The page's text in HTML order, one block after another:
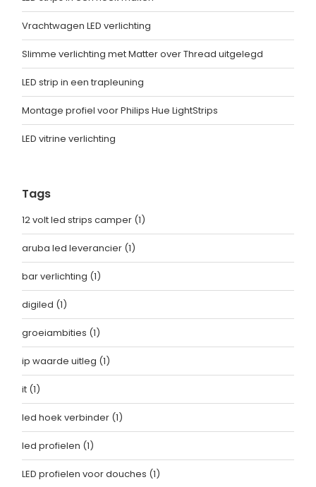
Vrachtwagen LED verlichting
Slimme verlichting met Matter over Thread uitgelegd
LED strip in een trapleuning
Montage profiel voor Philips Hue LightStrips
LED vitrine verlichting
Tags
12 volt led strips camper (1)
aruba led leverancier (1)
bar verlichting (1)
digiled (1)
groeiambities (1)
ip waarde uitleg (1)
it (1)
led hoek verbinder (1)
led profielen (1)
LED profielen voor douches (1)